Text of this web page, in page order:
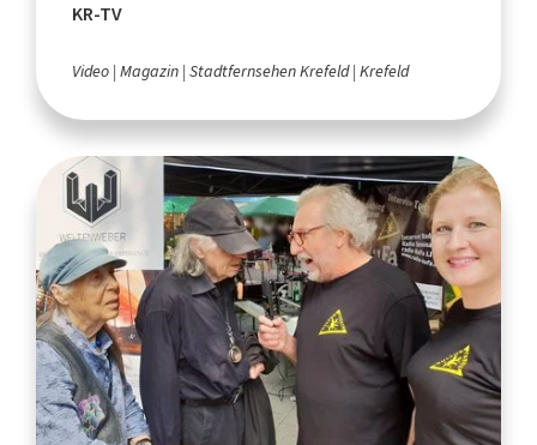
KR-TV
Video Magazin Stadtfernsehen Krefeld Krefeld